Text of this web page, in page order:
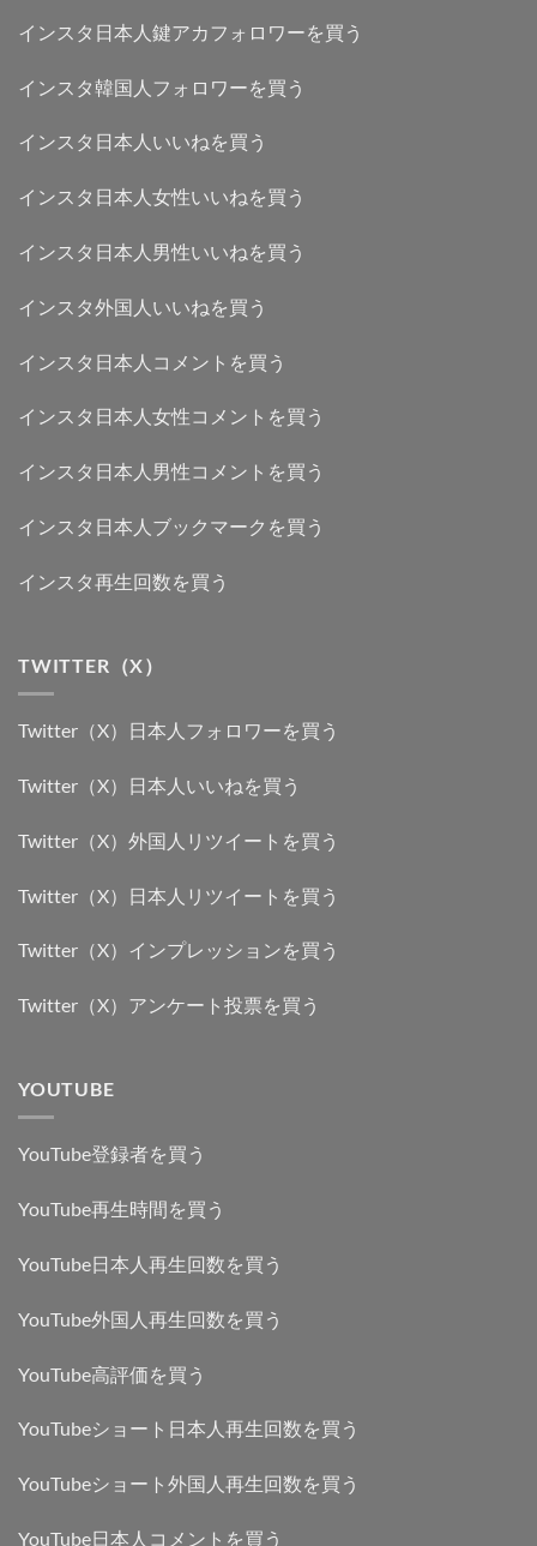
インスタ日本人鍵アカフォロワーを買う
インスタ韓国人フォロワーを買う
インスタ日本人いいねを買う
インスタ日本人女性いいねを買う
インスタ日本人男性いいねを買う
インスタ外国人いいねを買う
インスタ日本人コメントを買う
インスタ日本人女性コメントを買う
インスタ日本人男性コメントを買う
インスタ日本人ブックマークを買う
インスタ再生回数を買う
TWITTER（X）
Twitter（X）日本人フォロワーを買う
Twitter（X）日本人いいねを買う
Twitter（X）外国人リツイートを買う
Twitter（X）日本人リツイートを買う
Twitter（X）インプレッションを買う
Twitter（X）アンケート投票を買う
YOUTUBE
YouTube登録者を買う
YouTube再生時間を買う
YouTube日本人再生回数を買う
YouTube外国人再生回数を買う
YouTube高評価を買う
YouTubeショート日本人再生回数を買う
YouTubeショート外国人再生回数を買う
YouTube日本人コメントを買う